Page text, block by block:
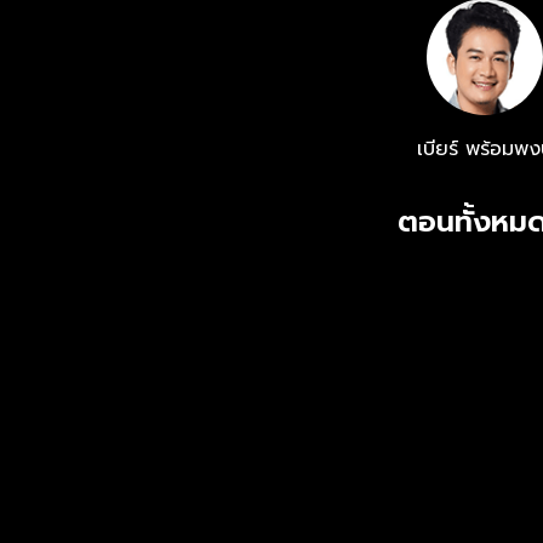
นาย #เบียร์พ
#grammygold #grammygoldofficial ----------------------------------------------
Line@ :
เบียร์ พร้อมพ
ตอนทั้งหม